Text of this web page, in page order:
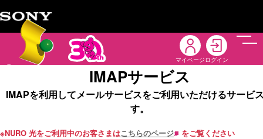
マイページ ログイン
メニ
IMAPサービス
IMAPを利用してメールサービスをご利用いただけるサービ
す。
※NURO 光をご利用中のお客さまはこちらのページ をご覧ください